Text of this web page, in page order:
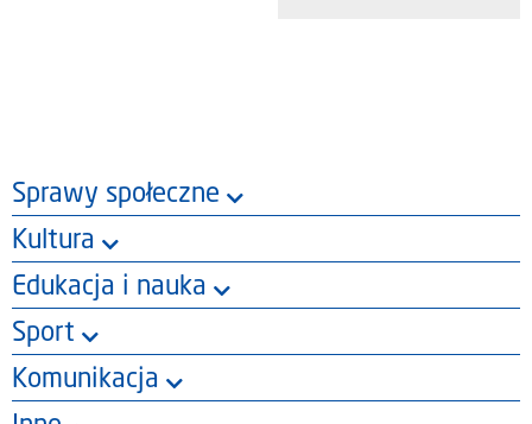
Sprawy społeczne
Kultura
Edukacja i nauka
Sport
Komunikacja